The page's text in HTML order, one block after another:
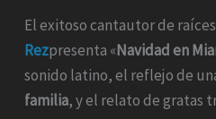
El exitoso cantautor de
Rezpresenta «Navidad en
sonido latino, el reflejo de
familia, y el relato de gratas